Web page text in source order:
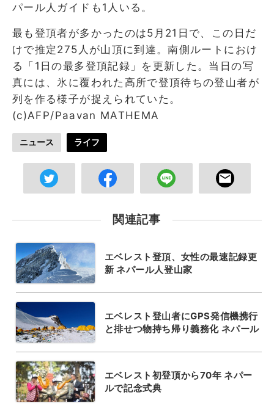
パール人ガイドも1人いる。
最も登頂者が多かったのは5月21日で、この日だ
けで推定275人が山頂に到達。南側ルートにおけ
る「1日の最多登頂記録」を更新した。当日の写
真には、氷に覆われた高所で登頂待ちの登山者が
列を作る様子が捉えられていた。
(c)AFP/Paavan MATHEMA
ニュース ライフ
関連記事
エベレスト登頂、女性の最速記録更
新 ネパール人登山家
エベレスト登山者にGPS発信機携行
と排せつ物持ち帰り義務化 ネパール
エベレスト初登頂から70年 ネパー
ルで記念式典